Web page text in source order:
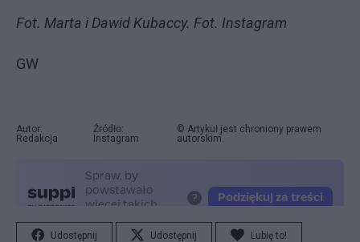
Fot. Marta i Dawid Kubaccy. Fot. Instagram
GW
Autor:
Redakcja
Źródło:
Instagram
© Artykuł jest chroniony prawem
autorskim.
Udostępnij Udostępnij Lubię to!